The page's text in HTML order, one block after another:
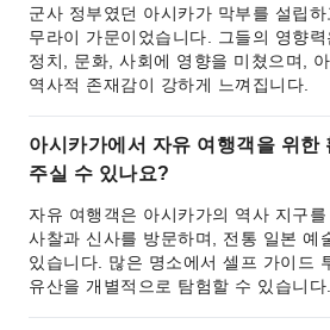
군사 정부였던 아시카가 막부를 설립
무라이 가문이었습니다. 그들의 영향
정치, 문화, 사회에 영향을 미쳤으며,
역사적 존재감이 강하게 느껴집니다.
아시카가에서 자유 여행객을 위한
주실 수 있나요?
자유 여행객은 아시카가의 역사 지구
사찰과 신사를 방문하며, 전통 일본 예
있습니다. 많은 명소에서 셀프 가이드
유산을 개별적으로 탐험할 수 있습니다.